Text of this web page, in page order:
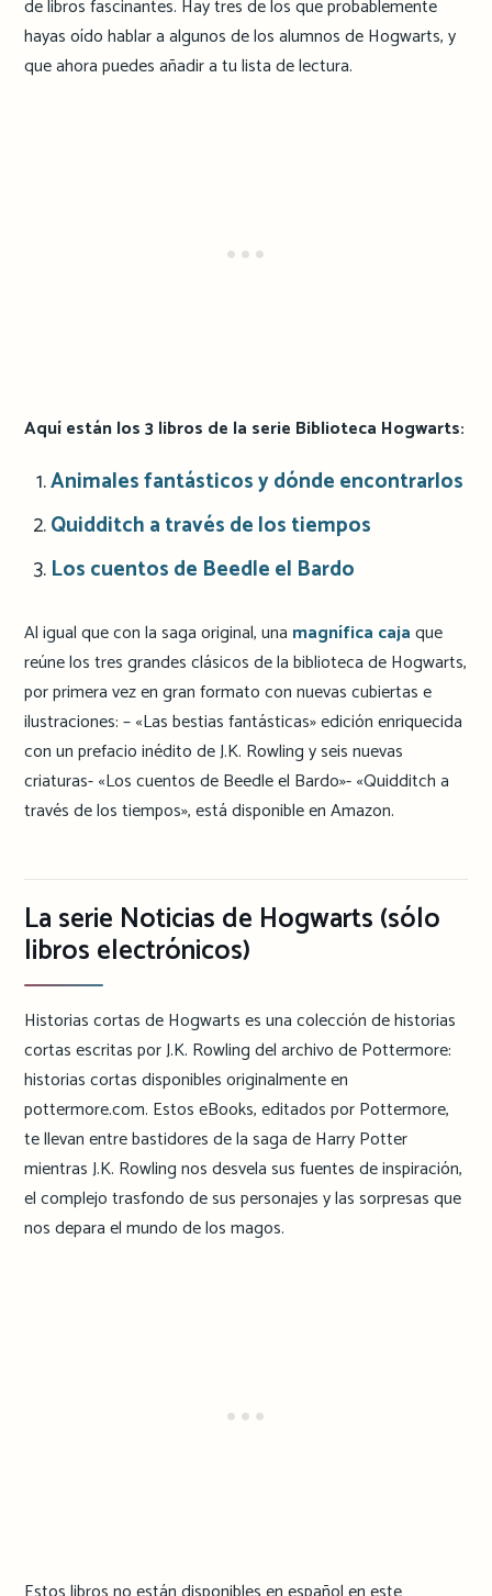
de libros fascinantes. Hay tres de los que probablemente
hayas oído hablar a algunos de los alumnos de Hogwarts, y
que ahora puedes añadir a tu lista de lectura.
Aquí están los 3 libros de la serie Biblioteca Hogwarts:
Animales fantásticos y dónde encontrarlos
Quidditch a través de los tiempos
Los cuentos de Beedle el Bardo
Al igual que con la saga original, una magnífica cajaque
reúne los tres grandes clásicos de la biblioteca de Hogwarts,
por primera vez en gran formato con nuevas cubiertas e
ilustraciones: – «Las bestias fantásticas» edición enriquecida
con un prefacio inédito de J.K. Rowling y seis nuevas
criaturas- «Los cuentos de Beedle el Bardo»- «Quidditch a
través de los tiempos», está disponible en Amazon.
La serie Noticias de Hogwarts (sólo
libros electrónicos)
Historias cortas de Hogwarts es una colección de historias
cortas escritas por J.K. Rowling del archivo de Pottermore:
historias cortas disponibles originalmente en
pottermore.com. Estos eBooks, editados por Pottermore,
te llevan entre bastidores de la saga de Harry Potter
mientras J.K. Rowling nos desvela sus fuentes de inspiración,
el complejo trasfondo de sus personajes y las sorpresas que
nos depara el mundo de los magos.